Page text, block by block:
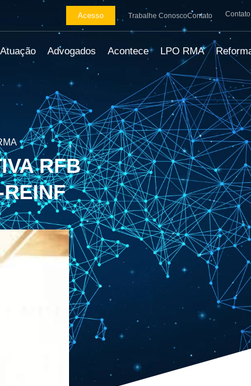
Acesso Trabalhe ConoscoContato Contato
Advogados Acontece LPO RMA
RFB